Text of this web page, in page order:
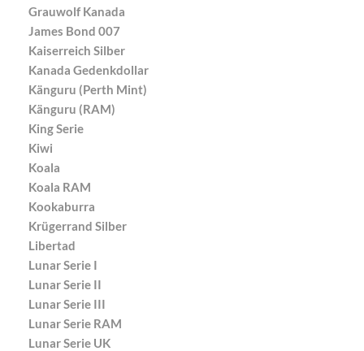
Grauwolf Kanada
James Bond 007
Kaiserreich Silber
Kanada Gedenkdollar
Känguru (Perth Mint)
Känguru (RAM)
King Serie
Kiwi
Koala
Koala RAM
Kookaburra
Krügerrand Silber
Libertad
Lunar Serie I
Lunar Serie II
Lunar Serie III
Lunar Serie RAM
Lunar Serie UK